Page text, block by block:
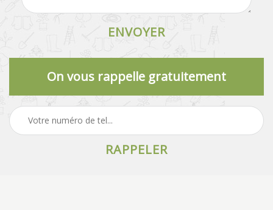
On vous rappelle gratuitement